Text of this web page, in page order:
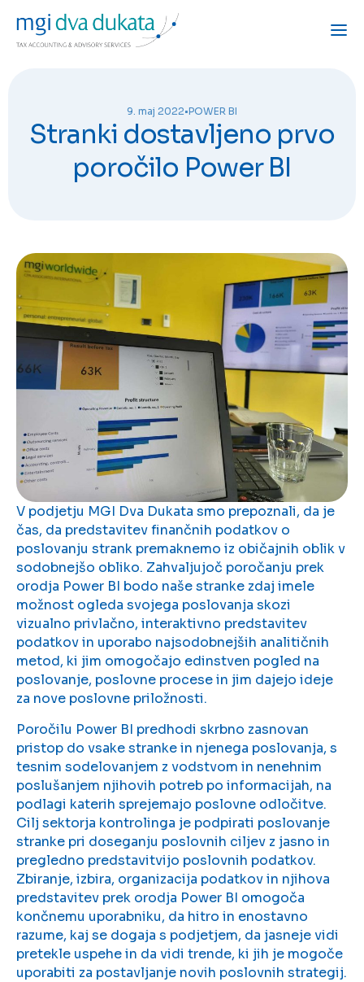
9. maj 2022•POWER BI
Stranki dostavljeno prvo
poročilo Power BI
V podjetju MGI Dva Dukata smo prepoznali, da je
čas, da predstavitev finančnih podatkov o
poslovanju strank premaknemo iz običajnih oblik v
sodobnejšo obliko. Zahvaljujoč poročanju prek
orodja Power BI bodo naše stranke zdaj imele
možnost ogleda svojega poslovanja skozi
vizualno privlačno, interaktivno predstavitev
podatkov in uporabo najsodobnejših analitičnih
metod, ki jim omogočajo edinstven pogled na
poslovanje, poslovne procese in jim dajejo ideje
za nove poslovne priložnosti.
Poročilu Power BI predhodi skrbno zasnovan
pristop do vsake stranke in njenega poslovanja, s
tesnim sodelovanjem z vodstvom in nenehnim
poslušanjem njihovih potreb po informacijah, na
podlagi katerih sprejemajo poslovne odločitve.
Cilj sektorja kontrolinga je podpirati poslovanje
stranke pri doseganju poslovnih ciljev z jasno in
pregledno predstavitvijo poslovnih podatkov.
Zbiranje, izbira, organizacija podatkov in njihova
predstavitev prek orodja Power BI omogoča
končnemu uporabniku, da hitro in enostavno
razume, kaj se dogaja s podjetjem, da jasneje vidi
pretekle uspehe in da vidi trende, ki jih je mogoče
uporabiti za postavljanje novih poslovnih strategij.